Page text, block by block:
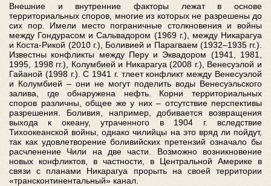
Внешние и внутренние факторы лежат в основе
территориальных споров, многие из которых не разрешены до
сих пор. Имели место пограничные столкновения и войны
между Гондурасом и Сальвадором (1969 г.), между Никарагуа
и Коста-Рикой (2010 г.), Боливией и Парагваем (1932–1935 гг.).
Известны конфликты между Перу и Эквадором (1941, 1981,
1995, 1998 гг.), Колумбией и Никарагуа (2008 г.), Венесуэлой и
Гайаной (1998 г.). С 1941 г. тлеет конфликт между Венесуэлой
и Колумбией – они не могут поделить воды Венесуэльского
залива, где обнаружена нефть. Корни территориальных
споров различны, общее же у них – отсутствие перспективы
разрешения. Боливия, например, добивается возвращения
выхода к океану, утраченного в 1904 г. вследствие
Тихоокеанской войны, однако чилийцы на это вряд ли пойдут,
так как удовлетворение боливийских претензий означало бы
расчленение Чили на две части. Возможно возникновение
новых конфликтов, в частности, в Центральной Америке в
связи с планами Никарагуа прорыть на своей территории
«трансконтинентальный» канал.